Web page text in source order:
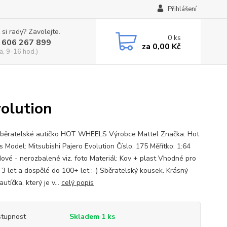
Přihlášení
rady? Zavolejte.
267 899
9-16 hod.)
0ks
za 0,00 Kč
autíčko HOT WHEELS Výrobce Mattel Značka: Hot
Model: Mitsubishi Pajero Evolution Číslo: 175 Měřítko: 1:64
- nerozbalené viz. foto Materiál: Kov + plast Vhodné pro
let a dospělé do 100+ let :-) Sběratelský kousek. Krásný
který je v... celý popis
Skladem 1 ks